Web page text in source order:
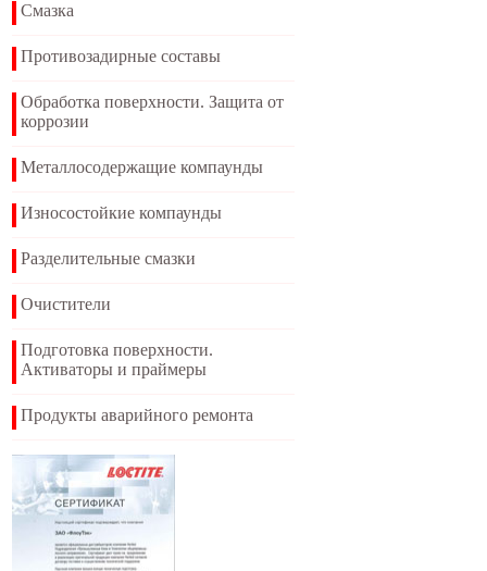
Смазка
Противозадирные составы
Обработка поверхности. Защита от
коррозии
Металлосодержащие компаунды
Износостойкие компаунды
Разделительные смазки
Очистители
Подготовка поверхности.
Активаторы и праймеры
Продукты аварийного ремонта